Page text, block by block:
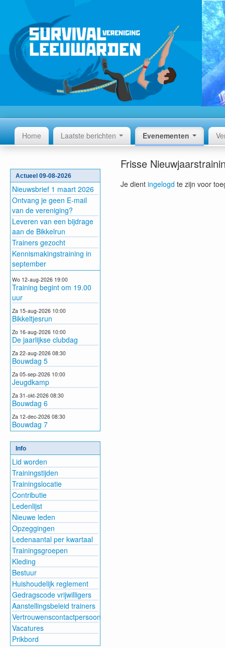
Home Laatste berichten Evenementen
Actueel 09-08-2026
Nieuwsbrief 1 maart 2026
Ontvang je geen E-mail
van de vereniging?
Leveren van een bijdrage
aan de Bikkelrun
Trainers gezocht
Kennismakingstraining in
september
Wo 12-aug-2026 19:00
Training begint om 19.00
uur
Za 15-aug-2026 10:00
Bikkeltjesrun
Zo 16-aug-2026 10:00
De jaarlijkse clubdag
Za 22-aug-2026 08:30
Bouwdag 5
Za 05-sep-2026 10:00
Jeugdkamp
Za 31-okt-2026 08:30
Bouwdag 6
Za 12-dec-2026 08:30
Bouwdag 7
Info
Lid worden
Trainingstijden
Trainingslocatie
Contributie
Ledenlijst
Nieuwe leden
Opzeggingen
Ledenaantal per kwartaal
Trainingsgroepen
Kleding
Bestuur
Huishoudelijk reglement
Gedragscode vrijwilligers
Aanstellingsbeleid trainers
Vertrouwenscontactpersoon
Vacatures
Prikbord
Frisse
Je dient ingelogd te zijn voor